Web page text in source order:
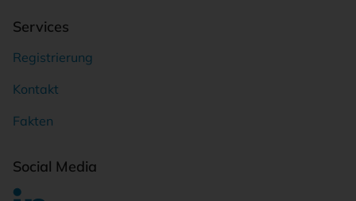
Services
Registrierung
Kontakt
Fakten
Social Media